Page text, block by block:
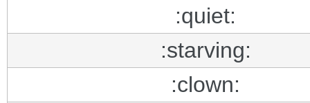
:quiet:
:starving:
:clown: